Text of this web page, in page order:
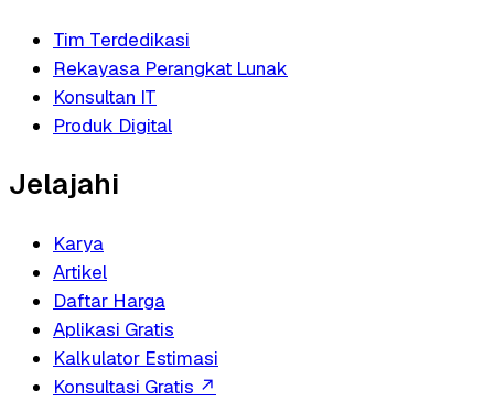
Tim Terdedikasi
Rekayasa Perangkat Lunak
Konsultan IT
Produk Digital
Jelajahi
Karya
Artikel
Daftar Harga
Aplikasi Gratis
Kalkulator Estimasi
Konsultasi Gratis ↗